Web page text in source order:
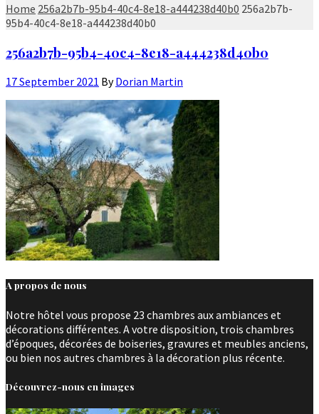
Home 256a2b7b-95b4-40c4-8e18-a444238d40b0 256a2b7b-
95b4-40c4-8e18-a444238d40b0
256a2b7b-95b4-40c4-8e18-a444238d40b0
17 September 2021 ByDorian Martin
A propos de nous
Notre hôtel vous propose 23 chambres aux ambiances et
décorations différentes. A votre disposition, trois chambres
d’époques, décorées de boiseries, gravures et meubles anciens,
ou bien nos autres chambres à la décoration plus récente.
Découvrez-nous en images